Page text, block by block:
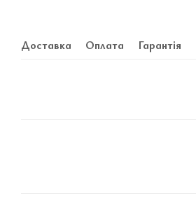
Доставка Оплата Гарантія